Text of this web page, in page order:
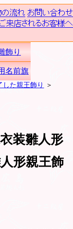
飾り
名前旗
した親王飾り ＞
装雛人形
形親王飾